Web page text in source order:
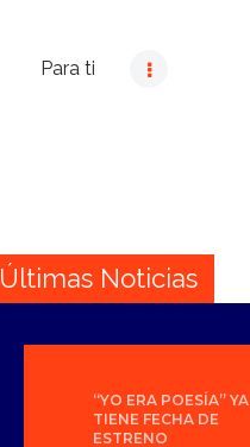
Para ti
Últimas Noticias
“YO ERA POESÍA” YA
TIENE FECHA DE
ESTRENO